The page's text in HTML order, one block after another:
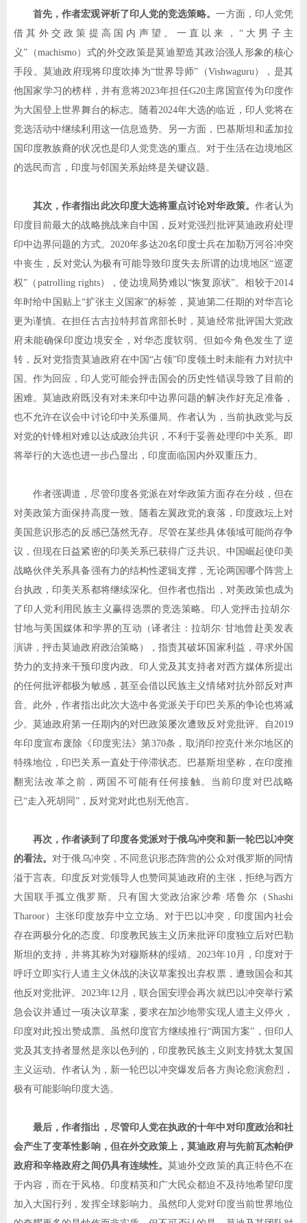
首先，作者宏观评析了印人党的竞选策略。一方面，印人党凭
借其外交政策提高国内声望。一直以来， “大男子主
义” （machismo）式的外交政策是莫迪塑造其政治强人形象的核心
手段。莫迪政府现将印度吹捧为“世界导师” （Vishwaguru ），是其
他国家学习的榜样，并有意将2023年担任G20主席国宣传为印度作
为大国登上世界舞台的标志。随着2024年大选的临近，印人党将在
竞选活动中继续利用这一信息造势。另一方面，巴基斯坦和孟加拉
国印度教族裔的状况也是印人党竞选的重点。对于生活在边境地区
的选民而言，印度与邻国关系始终是关键议题。
其次，作者指出此次印度大选将重点讨论对华政策。 作者认为
印度目前最大的战略挑战来自中国，反对党强烈批评莫迪政府处理
印中边界问题的方式。 2020年多达20名印度士兵在加勒万河谷冲突
中丧生，反对党认为极有可能导致印度失去所谓的边境地区“巡逻
权” （ patrolling rights），使边境局势难以“恢复原状”。相较于2014
年时给中国贴上“扩张主义国家”的标签，莫迪第二任期的对华言论
更为谨慎。在担任古吉拉特邦首席部长时，莫迪经常批评国大党政
府未能确保印度边境安全，对华态度软弱。但如今角色发生了逆
转，反对党指责莫迪政府在中国“占领”印度领土时未能有力对抗中
国。作为回应，印人党可能会抨击国会的历史性错误导致了目前的
困难。莫迪政府既没有对未来印中边界问题的解决作好充足准备，
也不允许在议会中讨论印中关系僵局。作者认为，当前执政党与反
对党的针锋相对难以达成政治共识，不利于妥善处理印中关系。即
将举行的大选也进一步凸显出，印度面临国内外双重压力。
作者强调道，尽管印度各党派在对华政策方面存在分歧，但在
对美政策方面保持高度一致。随着左翼政党的衰落，印度政坛上对
美国意识形态的反感已荡然无存。尽管在某些具体领域可能尚存争
议，但现在日益紧密的印美关系已获得广泛共识。中国崛起使印美
战略伙伴关系具备强有力的结构性逻辑支撑，无论两国哪个阵营上
台执政，印美关系都将继续深化。但作者也指出，对美政策也成为
了印人党利用民族主义赢得选票的竞选策略。印人党抨击拉胡尔·
甘地与美国媒体和学界的互动（译者注：拉胡尔· 甘地曾赴美发表
演讲，抨击莫迪政府政治策略），指责其破坏国家利益，寻求外国
势力的支持来干预印度内政。印人党及其支持者对西方媒体所提出
的任何批评都极为敏感，甚至会借以民族主义情绪对抗外部反对声
音。此外，作者指出此次大选中各党派关于印巴关系的争论也将减
少。莫迪政府第一任期内的对巴政策屡次遭致反对党批评。自 2019
年印度宣布废除《印度宪法》第370条，取消印控克什米尔地区的
特殊地位，印巴关系一直处于停滞状态。巴基斯坦坚称，在印度推
翻宪法改革之前，两国不可能有任何接触。当前印度对巴战略
已“走入死胡同” ，反对党对此也别无他言。
再次，作者谈到了印度各党派对于俄乌冲突和新一轮巴以冲突
的看法。 对于俄乌冲突，不同意识形态阵营的公众对俄罗斯的同情
溢于言表。印度反对党领导人也赞同莫迪政府的主张，拒绝与西方
大国联手孤立俄罗斯。只有国大党政治家沙希· 塔鲁尔（ Shashi
Tharoor）主张印度放弃中立立场。对于巴以冲突，印度国内社会
存在两极分化的态度。印度教民族主义历来批评印度独立后对巴勒
斯坦的支持，并将其称为对穆斯林的绥靖。 2023年10月，印度对于
呼吁立即实行人道主义休战的决议草案投出弃权票，遭致国会和其
他反对党批评。 2023年12 月，联合国安理会再次就巴以冲突举行紧
急会议并通过一项决议草案，要求在加沙地带实现人道主义停火，
印度对此投出赞成票。虽然印度官方继续推行“两国方案” ，但印人
党及其支持者显然是亲以色列的，印度教民族主义则支持犹太复国
主义运动。作者认为，新一轮巴以冲突爆发后各方舆论愈演愈烈，
极有可能影响印度大选。
最后，作者指出，尽管印人党在执政的十年中对印度政治和社
会产生了变革性影响，但在外交政策上，莫迪政府与先前瓦杰帕伊
政府和辛格政府之间仍具有连续性。莫迪外交政策的真正特色不在
于内容，而在于风格。印度精英和广大民众都迫不及待地希望印度
加入大国行列，发挥全球影响力。虽然印人党对印度当前世界地位